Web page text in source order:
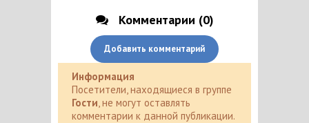
Комментарии (0)
Добавить комментарий
Информация
Посетители, находящиеся в группе
Гости , не могут оставлять
комментарии к данной публикации.